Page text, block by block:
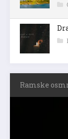
Ramske